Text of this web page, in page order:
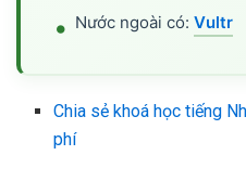
Nước ngoài có: Vultr
Chia sẻ khoá học tiếng
phí